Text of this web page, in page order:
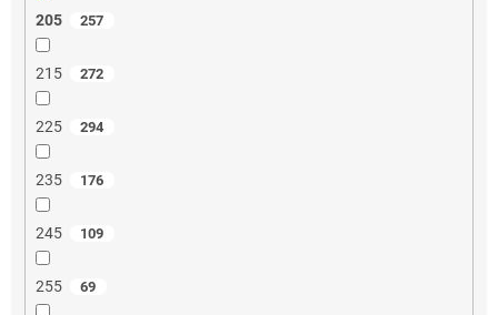
205 257
215 272
225 294
235 176
245 109
255 69